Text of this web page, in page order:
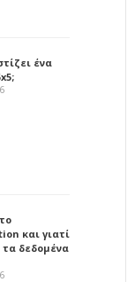
ένα
και γιατί
τα δεδομένα